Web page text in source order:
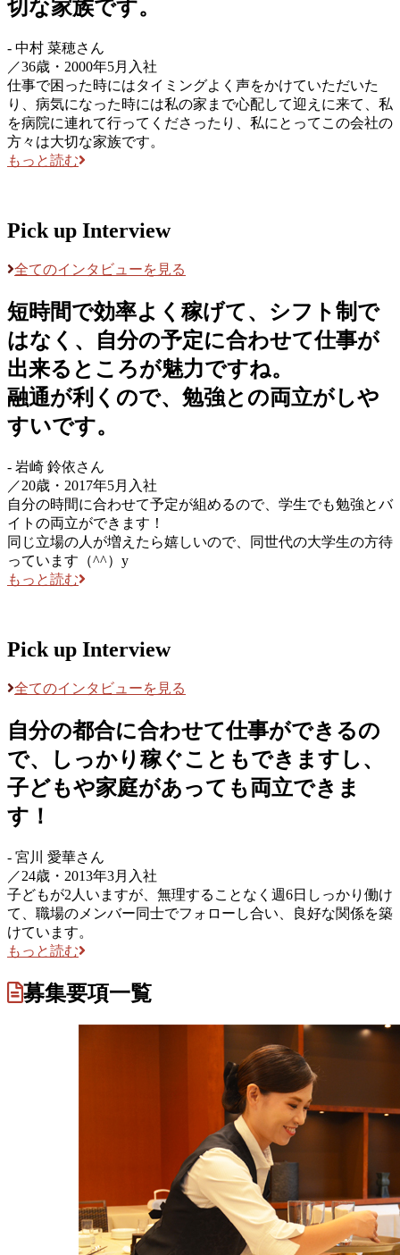
切な家族です。
- 中村 菜穂さん
／36歳・2000年5月入社
仕事で困った時にはタイミングよく声をかけていただいた
り、病気になった時には私の家まで心配して迎えに来て、私
を病院に連れて行ってくださったり、私にとってこの会社の
方々は大切な家族です。
もっと読む
Pick up Interview
全てのインタビューを見る
短時間で効率よく稼げて、シフト制で
はなく、自分の予定に合わせて仕事が
出来るところが魅力ですね。
融通が利くので、勉強との両立がしや
すいです。
- 岩崎 鈴依さん
／20歳・2017年5月入社
自分の時間に合わせて予定が組めるので、学生でも勉強とバ
イトの両立ができます！
同じ立場の人が増えたら嬉しいので、同世代の大学生の方待
っています（^^）y
もっと読む
Pick up Interview
全てのインタビューを見る
自分の都合に合わせて仕事ができるの
で、しっかり稼ぐこともできますし、
子どもや家庭があっても両立できま
す！
- 宮川 愛華さん
／24歳・2013年3月入社
子どもが2人いますが、無理することなく週6日しっかり働け
て、職場のメンバー同士でフォローし合い、良好な関係を築
けています。
もっと読む
募集要項一覧